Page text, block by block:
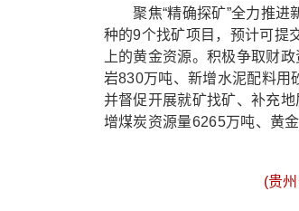
聚焦“精确探矿”全力推进
种的9个找矿项目，预计可提
上的黄金资源。积极争取财
岩830万吨、新增水泥配料用
并督促开展就矿找矿、补充
增煤炭资源量6265万吨、黄
(贵